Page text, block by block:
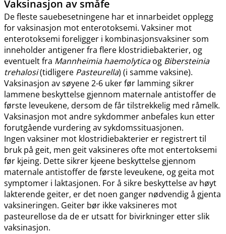
Vaksinasjon av småfe
De fleste sauebesetningene har et innarbeidet opplegg
for vaksinasjon mot enterotoksemi. Vaksiner mot
enterotoksemi foreligger i kombinasjonsvaksiner som
inneholder antigener fra flere klostridiebakterier, og
eventuelt fra Mannheimia haemolyticaog Bibersteinia
trehalosi(tidligere Pasteurella) (i samme vaksine).
Vaksinasjon av søyene 2-6 uker før lamming sikrer
lammene beskyttelse gjennom maternale antistoffer de
første leveukene, dersom de får tilstrekkelig med råmelk.
Vaksinasjon mot andre sykdommer anbefales kun etter
forutgående vurdering av sykdomssituasjonen.
Ingen vaksiner mot klostridiebakterier er registrert til
bruk på geit, men geit vaksineres ofte mot entertoksemi
før kjeing. Dette sikrer kjeene beskyttelse gjennom
maternale antistoffer de første leveukene, og geita mot
symptomer i laktasjonen. For å sikre beskyttelse av høyt
lakterende geiter, er det noen ganger nødvendig å gjenta
vaksineringen. Geiter bør ikke vaksineres mot
pasteurellose da de er utsatt for bivirkninger etter slik
vaksinasjon.